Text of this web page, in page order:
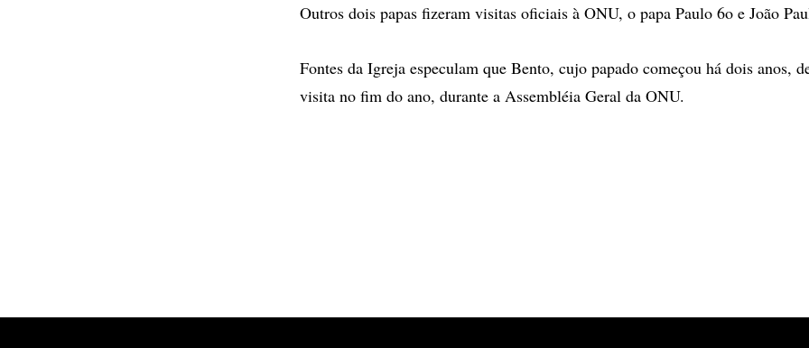
Outros dois papas fizeram visitas oficiais à ONU, o papa Paulo 6o e João
Fontes da Igreja especulam que Bento, cujo papado começou há dois anos,
visita no fim do ano, durante a Assembléia Geral da ONU.